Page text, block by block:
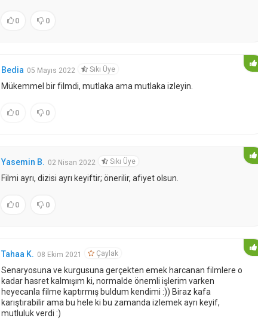
0 0
Bedia 05 Mayıs 2022 Sıkı Üye
Mükemmel bir filmdi, mutlaka ama mutlaka izleyin.
0 0
Yasemin B. 02 Nisan 2022 Sıkı Üye
Filmi ayrı, dizisi ayrı keyiftir; önerilir, afiyet olsun.
0 0
Tahaa K. 08 Ekim 2021 Çaylak
Senaryosuna ve kurgusuna gerçekten emek harcanan filmlere o
kadar hasret kalmışım ki, normalde önemli işlerim varken
heyecanla filme kaptırmış buldum kendimi :)) Biraz kafa
karıştırabilir ama bu hele ki bu zamanda izlemek ayrı keyif,
mutluluk verdi :)